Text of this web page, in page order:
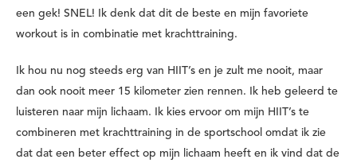
een gek! SNEL! Ik denk dat dit de beste en mijn favoriete
workout is in combinatie met krachttraining.
Ik hou nu nog steeds erg van HIIT’s en je zult me nooit, maar
dan ook nooit meer 15 kilometer zien rennen. Ik heb geleerd te
luisteren naar mijn lichaam. Ik kies ervoor om mijn HIIT’s te
combineren met krachttraining in de sportschool omdat ik zie
dat dat een beter effect op mijn lichaam heeft en ik vind dat de